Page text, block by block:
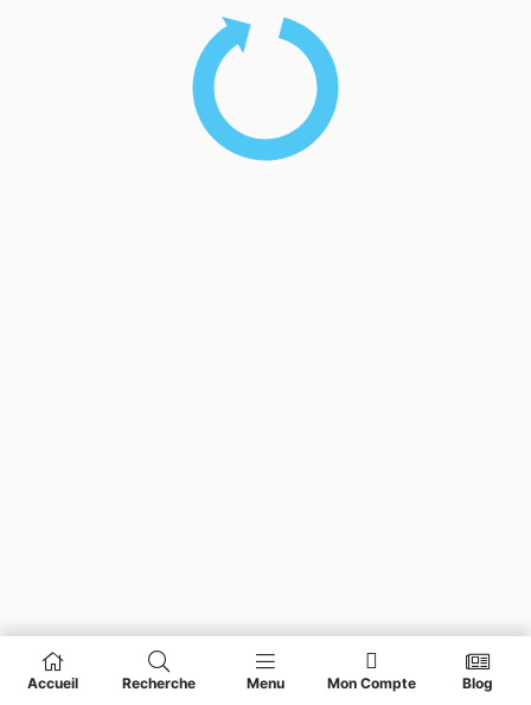
Accueil Recherche Menu Mon Compte Blog